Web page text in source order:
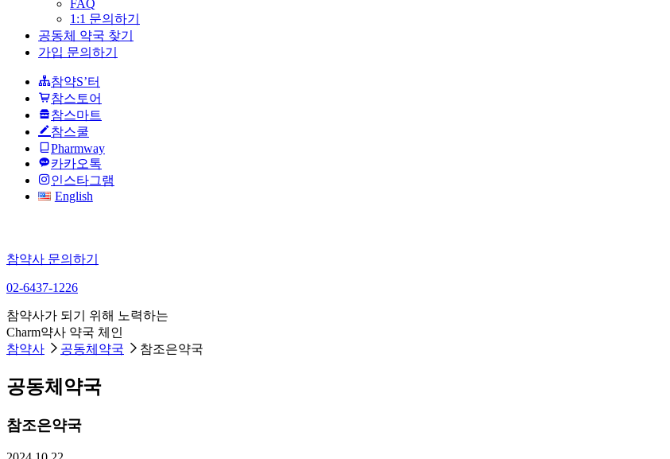
FAQ
1:1 문의하기
공동체 약국 찾기
가입 문의하기
참약S’터
참스토어
참스마트
참스쿨
Pharmway
카카오톡
인스타그램
English
참약사 문의하기
02-6437-1226
참약사가 되기 위해 노력하는
Charm약사 약국 체인
참약사
공동체약국 참조은약국
공동체약국
참조은약국